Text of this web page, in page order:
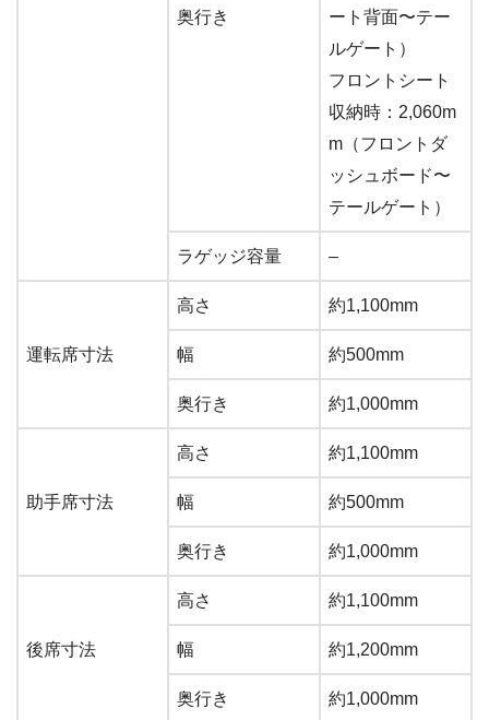
奥行き
ート背面〜テー
ルゲート）
フロントシート
収納時：2,060m
m（フロントダ
ッシュボード〜
テールゲート）
ラゲッジ容量 –
運転席寸法
高さ 約1,100mm
幅 約500mm
奥行き 約1,000mm
助手席寸法
高さ 約1,100mm
幅 約500mm
奥行き 約1,000mm
後席寸法
高さ 約1,100mm
幅 約1,200mm
奥行き 約1,000mm